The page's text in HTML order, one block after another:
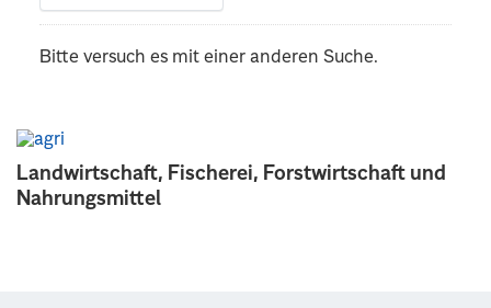
Landwirtschaft, Fischerei, Forstwirtschaft und
Nahrungsmittel
Bitte versuch es mit einer anderen Suche.